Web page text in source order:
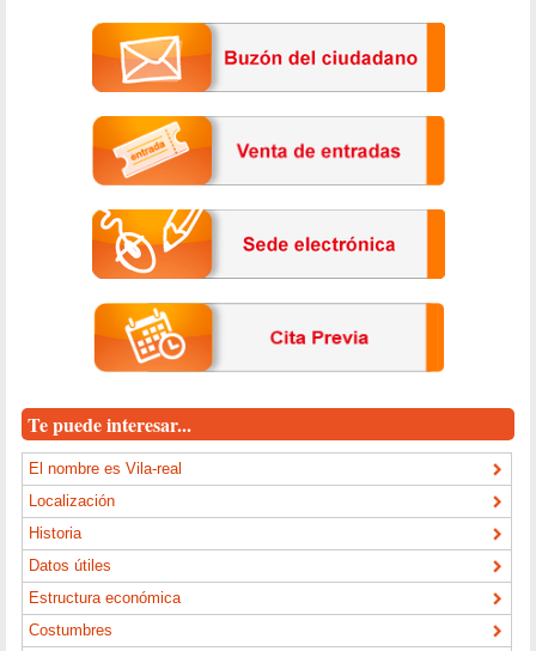
Te puede interesar...
El nombre es Vila-real
Localización
Historia
Datos útiles
Estructura económica
Costumbres